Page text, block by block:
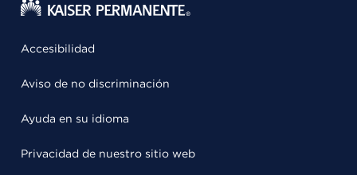
Accesibilidad
Aviso de no discriminación
Ayuda en su idioma
Privacidad de nuestro sitio web